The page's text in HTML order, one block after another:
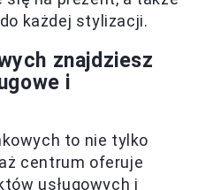
każdej stylizacji.
znajdziesz
i
to nie tylko
centrum oferuje
usługowych i